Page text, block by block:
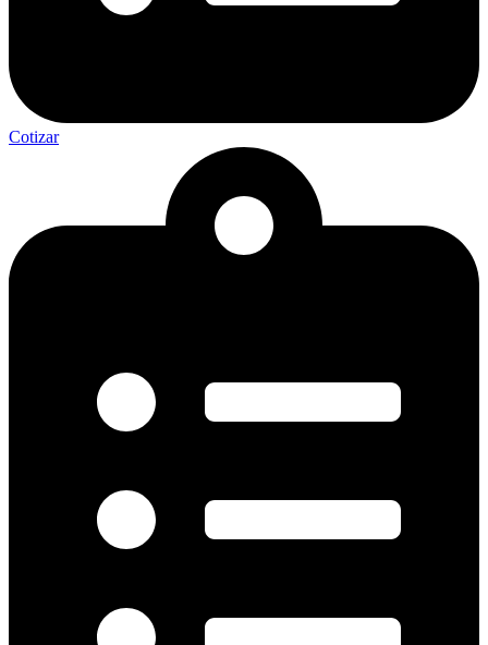
Cotizar